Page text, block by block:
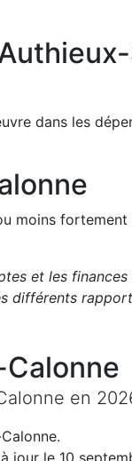
dans les
moins fortement
et les
différents
en
.
jour le 10